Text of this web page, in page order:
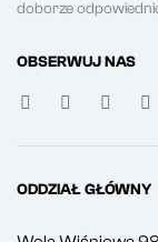
doborze
OBSERWUJ NAS
ODDZIAŁ GŁÓWNY